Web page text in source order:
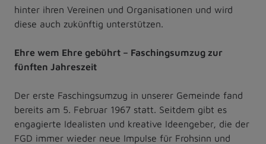
hinter ihren Vereinen und Organisationen und wird
diese auch zukünftig unterstützen.
Ehre wem Ehre gebührt – Faschingsumzug zur
fünften Jahreszeit
Der erste Faschingsumzug in unserer Gemeinde fand
bereits am 5. Februar 1967 statt. Seitdem gibt es
engagierte Idealisten und kreative Ideengeber, die der
FGD immer wieder neue Impulse für Frohsinn und